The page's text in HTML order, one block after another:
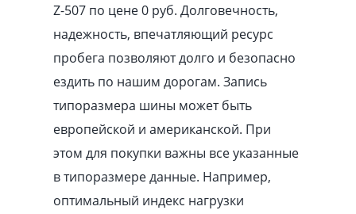
Z-507 по цене 0 руб. Долговечность,
надежность, впечатляющий ресурс
пробега позволяют долго и безопасно
ездить по нашим дорогам. Запись
типоразмера шины может быть
европейской и американской. При
этом для покупки важны все указанные
в типоразмере данные. Например,
оптимальный индекс нагрузки